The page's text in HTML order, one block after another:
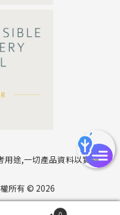
用途,一切產品資料以實物
所有 © 2026